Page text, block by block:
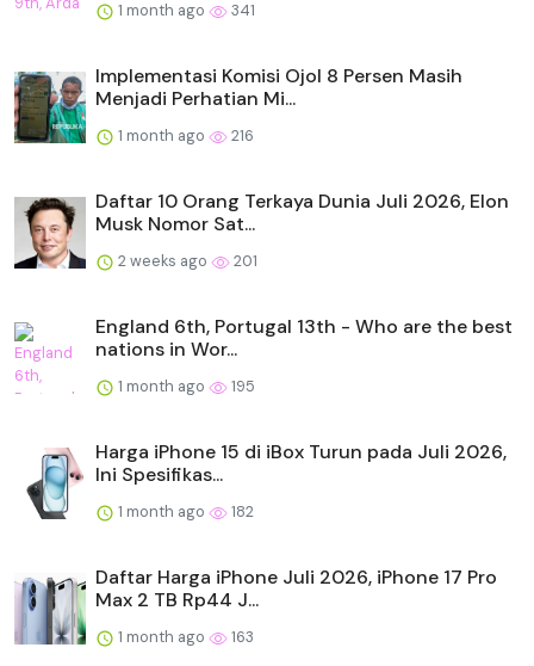
1 month ago 341
Implementasi Komisi Ojol 8 Persen Masih
Menjadi Perhatian Mi...
1 month ago 216
Daftar 10 Orang Terkaya Dunia Juli 2026, Elon
Musk Nomor Sat...
2 weeks ago 201
England 6th, Portugal 13th - Who are the best
nations in Wor...
1 month ago 195
Harga iPhone 15 di iBox Turun pada Juli 2026,
Ini Spesifikas...
1 month ago 182
Daftar Harga iPhone Juli 2026, iPhone 17 Pro
Max 2 TB Rp44 J...
1 month ago 163